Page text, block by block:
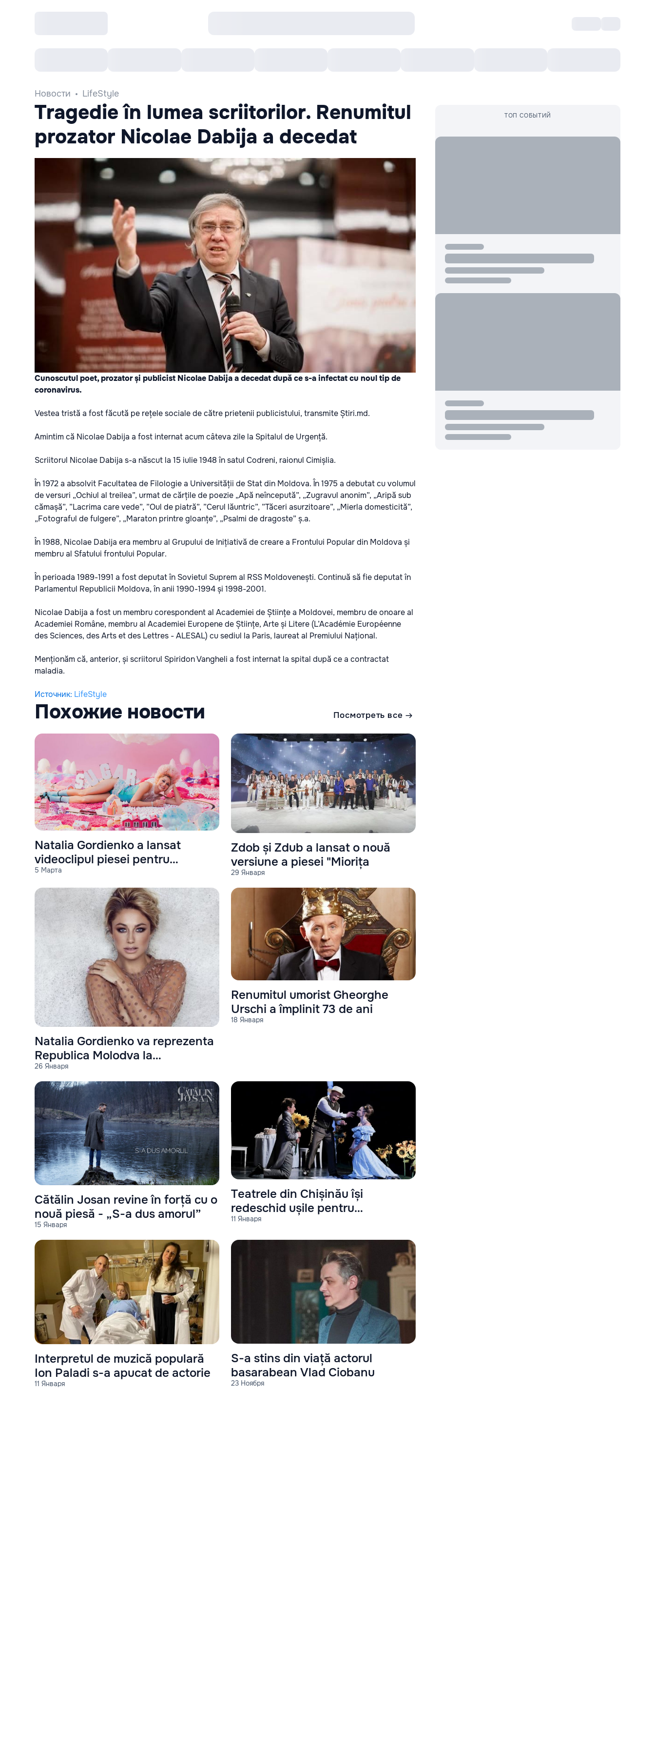
Новости LifeStyle
Tragedie în lumea scriitorilor. Renumitul
prozator Nicolae Dabija a decedat
Cunoscutul poet, prozator și publicist Nicolae Dabija a decedat după ce s-a infectat cu noul tip de
coronavirus.
Vestea tristă a fost făcută pe rețele sociale de către prietenii publicistului, transmite Știri.md.
Amintim că Nicolae Dabija a fost internat acum câteva zile la Spitalul de Urgență.
Scriitorul Nicolae Dabija s-a născut la 15 iulie 1948 în satul Codreni, raionul Cimișlia.
În 1972 a absolvit Facultatea de Filologie a Universității de Stat din Moldova. În 1975 a debutat cu volumul
de versuri „Ochiul al treilea”, urmat de cărțile de poezie „Apă neîncepută”, „Zugravul anonim”, „Aripă sub
cămașă”, ”Lacrima care vede”, ”Oul de piatră”, ”Cerul lăuntric”, ”Tăceri asurzitoare”, „Mierla domesticită”,
„Fotograful de fulgere”, „Maraton printre gloanțe”, „Psalmi de dragoste” ș.a.
În 1988, Nicolae Dabija era membru al Grupului de Inițiativă de creare a Frontului Popular din Moldova și
membru al Sfatului frontului Popular.
În perioada 1989-1991 a fost deputat în Sovietul Suprem al RSS Moldovenești. Continuă să fie deputat în
Parlamentul Republicii Moldova, în anii 1990-1994 și 1998-2001.
Nicolae Dabija a fost un membru corespondent al Academiei de Științe a Moldovei, membru de onoare al
Academiei Române, membru al Academiei Europene de Științe, Arte și Litere (L’Académie Européenne
des Sciences, des Arts et des Lettres - ALESAL) cu sediul la Paris, laureat al Premiului Național.
Menționăm că, anterior, și scriitorul Spiridon Vangheli a fost internat la spital după ce a contractat
maladia.
Источник: LifeStyle
Похожие новости Посмотреть все
5 Марта
Natalia Gordienko a lansat
videoclipul piesei pentru
Eurovision 2021
29 Января
Zdob și Zdub a lansat o nouă
versiune a piesei "Miorița
26 Января
Natalia Gordienko va reprezenta
Republica Molodva la
„Eurovision-2021”
18 Января
Renumitul umorist Gheorghe
Urschi a împlinit 73 de ani
15 Января
Cătălin Josan revine în forță cu o
nouă piesă - „S-a dus amorul”
11 Января
Teatrele din Chișinău își
redeschid ușile pentru
spectotorii săi
11 Января
Interpretul de muzică populară
Ion Paladi s-a apucat de actorie
23 Ноября
S-a stins din viață actorul
basarabean Vlad Ciobanu
ТОП СОБЫТИЙ